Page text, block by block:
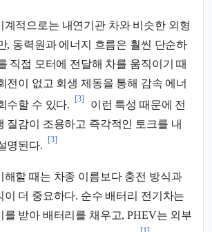
계적으로는 내연기관 차와 비슷한 외형
, 동력원과 에너지 흐름은 훨씬 단순하
직접 모터에 전달해 차를 움직이기 때
전이 없고 회생 제동을 통해 감속 에너
수할 수 있다.
[3]
이런 특성 때문에 전
질감이 조용하고 즉각적인 토크를 내
명된다.
[3]
해할 때는 차종 이름보다 충전 방식과
이 더 중요하다. 순수 배터리 전기차는
를 받아 배터리를 채우고, PHEV는 외부